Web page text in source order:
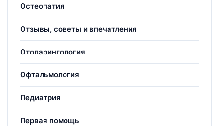
Остеопатия
Отзывы, советы и впечатления
Отоларингология
Офтальмология
Педиатрия
Первая помощь